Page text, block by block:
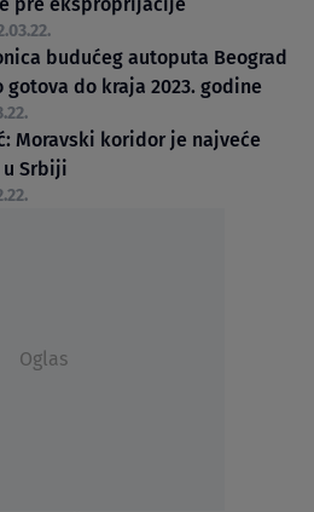
budućeg autoputa Beograd
gotova do kraja 2023. godine
Moravski koridor je najveće
Srbiji
Oglas